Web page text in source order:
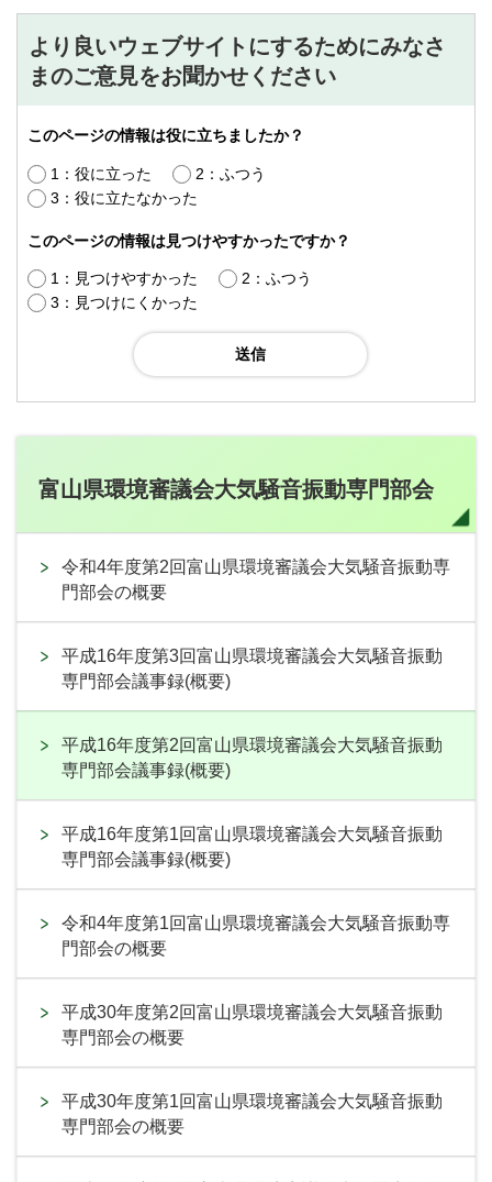
より良いウェブサイトにするためにみなさ
まのご意見をお聞かせください
このページの情報は役に立ちましたか？
1：役に立った
2：ふつう
3：役に立たなかった
このページの情報は見つけやすかったですか？
1：見つけやすかった
2：ふつう
3：見つけにくかった
富山県環境審議会大気騒音振動専門部会
令和4年度第2回富山県環境審議会大気騒音振動専
門部会の概要
平成16年度第3回富山県環境審議会大気騒音振動
専門部会議事録(概要)
平成16年度第2回富山県環境審議会大気騒音振動
専門部会議事録(概要)
平成16年度第1回富山県環境審議会大気騒音振動
専門部会議事録(概要)
令和4年度第1回富山県環境審議会大気騒音振動専
門部会の概要
平成30年度第2回富山県環境審議会大気騒音振動
専門部会の概要
平成30年度第1回富山県環境審議会大気騒音振動
専門部会の概要